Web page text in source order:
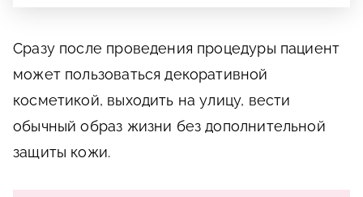
Сразу после проведения процедуры пациент
может пользоваться декоративной
косметикой, выходить на улицу, вести
обычный образ жизни без дополнительной
защиты кожи.